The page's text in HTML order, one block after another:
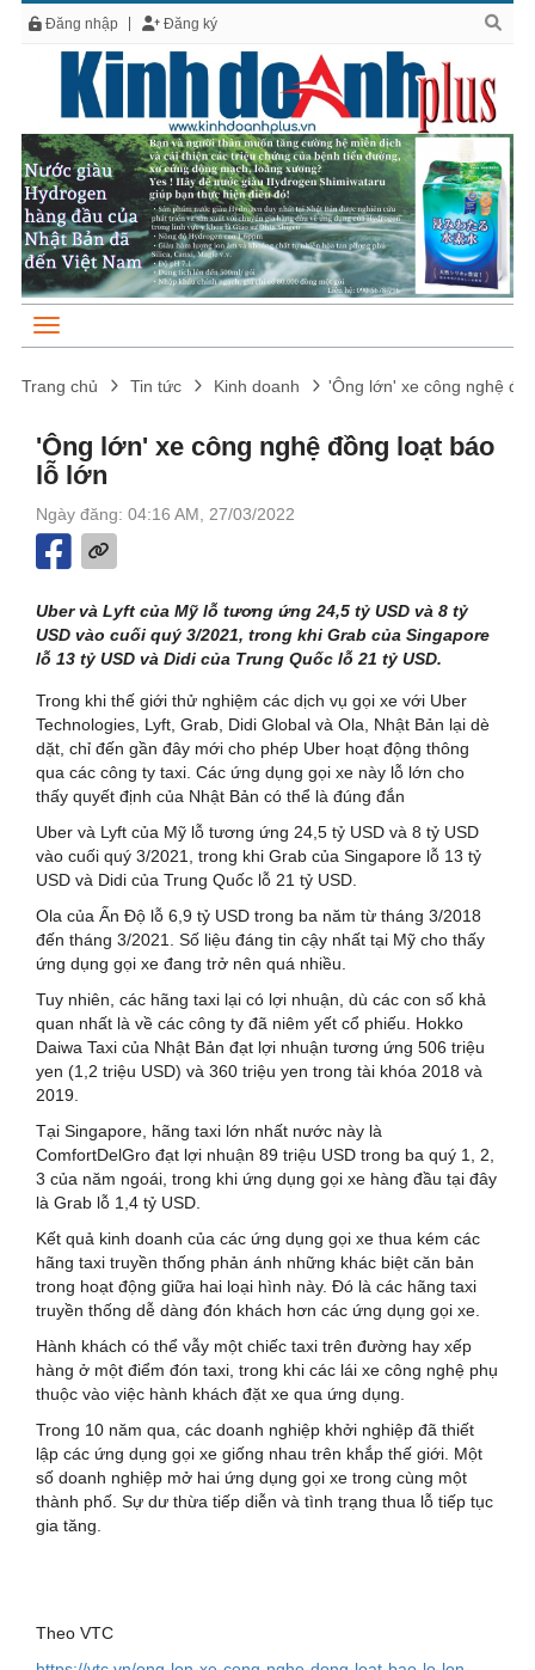
Đăng nhập Đăng ký
Trang chủ Tin tức Kinh doanh 'Ông lớn' xe công nghệ
'Ông lớn' xe công nghệ đồng loạt báo
lỗ lớn
Ngày đăng: 04:16 AM, 27/03/2022
Uber và Lyft của Mỹ lỗ tương ứng 24,5 tỷ USD và 8 tỷ
USD vào cuối quý 3/2021, trong khi Grab của Singapore
lỗ 13 tỷ USD và Didi của Trung Quốc lỗ 21 tỷ USD.
Trong khi thế giới thử nghiệm các dịch vụ gọi xe với Uber
Technologies, Lyft, Grab, Didi Global và Ola, Nhật Bản lại dè
dặt, chỉ đến gần đây mới cho phép Uber hoạt động thông
qua các công ty taxi. Các ứng dụng gọi xe này lỗ lớn cho
thấy quyết định của Nhật Bản có thể là đúng đắn
Uber và Lyft của Mỹ lỗ tương ứng 24,5 tỷ USD và 8 tỷ USD
vào cuối quý 3/2021, trong khi Grab của Singapore lỗ 13 tỷ
USD và Didi của Trung Quốc lỗ 21 tỷ USD.
Ola của Ấn Độ lỗ 6,9 tỷ USD trong ba năm từ tháng 3/2018
đến tháng 3/2021. Số liệu đáng tin cậy nhất tại Mỹ cho thấy
ứng dụng gọi xe đang trở nên quá nhiều.
Tuy nhiên, các hãng taxi lại có lợi nhuận, dù các con số khả
quan nhất là về các công ty đã niêm yết cổ phiếu. Hokko
Daiwa Taxi của Nhật Bản đạt lợi nhuận tương ứng 506 triệu
yen (1,2 triệu USD) và 360 triệu yen trong tài khóa 2018 và
2019.
Tại Singapore, hãng taxi lớn nhất nước này là
ComfortDelGro đạt lợi nhuận 89 triệu USD trong ba quý 1, 2,
3 của năm ngoái, trong khi ứng dụng gọi xe hàng đầu tại đây
là Grab lỗ 1,4 tỷ USD.
Kết quả kinh doanh của các ứng dụng gọi xe thua kém các
hãng taxi truyền thống phản ánh những khác biệt căn bản
trong hoạt động giữa hai loại hình này. Đó là các hãng taxi
truyền thống dễ dàng đón khách hơn các ứng dụng gọi xe.
Hành khách có thể vẫy một chiếc taxi trên đường hay xếp
hàng ở một điểm đón taxi, trong khi các lái xe công nghệ phụ
thuộc vào việc hành khách đặt xe qua ứng dụng.
Trong 10 năm qua, các doanh nghiệp khởi nghiệp đã thiết
lập các ứng dụng gọi xe giống nhau trên khắp thế giới. Một
số doanh nghiệp mở hai ứng dụng gọi xe trong cùng một
thành phố. Sự dư thừa tiếp diễn và tình trạng thua lỗ tiếp tục
gia tăng.
Theo VTC